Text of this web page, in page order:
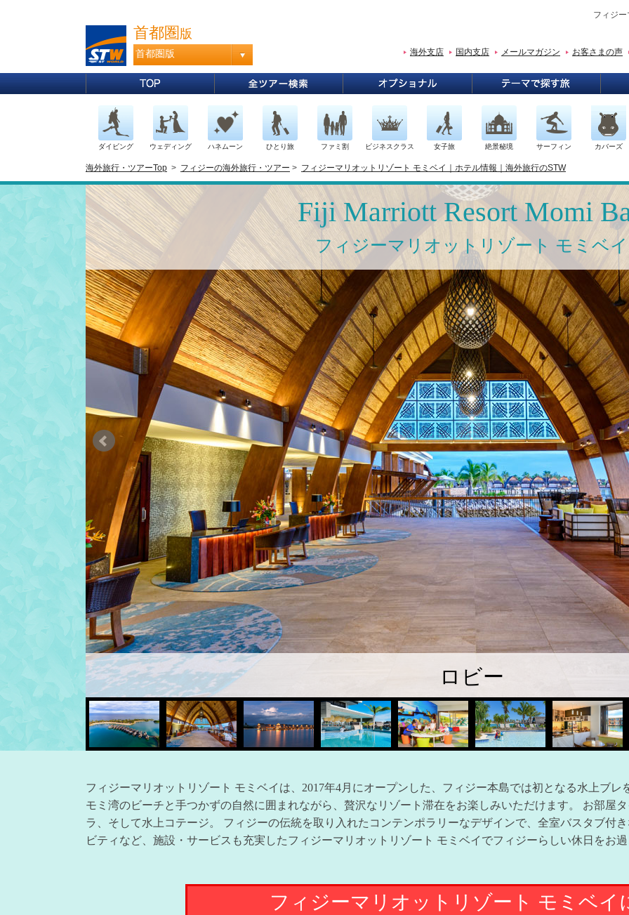
首都圏 版
首都圏版
フィジ
海外支店 国内支店 メールマガジン お客さまの声
ダイビング ウェディング ハネムーン ひとり旅 ファミ割 ビジネスクラス 女子旅 絶景秘境 サーフィン カバーズ
海外旅行・ツアーTop > フィジーの海外旅行・ツアー > フィジーマリオットリゾート モミベイ｜ホテル情報｜海外旅行のSTW
Fiji Marriott Resort Momi
フィジーマリオットリゾート モミベイ
夜の水上コテージ
フィジーマリオットリゾート モミベイは、2017年4月にオープンした、フィジー本島では初となる水上ブ
モミ湾のビーチと手つかずの自然に囲まれながら、贅沢なリゾート滞在をお楽しみいただけます。 お部屋
ラ、そして水上コテージ。 フィジーの伝統を取り入れたコンテンポラリーなデザインで、全室バスタブ付
ビティなど、施設・サービスも充実したフィジーマリオットリゾート モミベイでフィジーらしい休日をお
フィジーマリオットリゾート モミベイ